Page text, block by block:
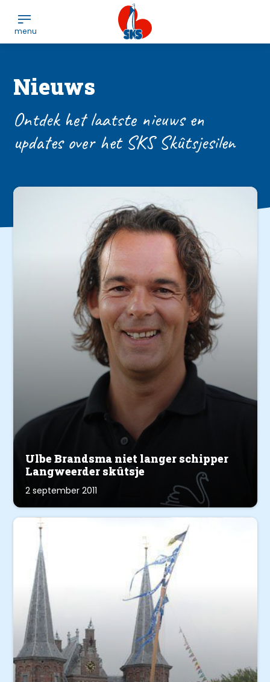
Nieuws
Ontdek het laatste nieuws en
updates over het SKS Skûtsjesilen
Ulbe Brandsma niet langer schipper
Langweerder skûtsje
2 september 2011